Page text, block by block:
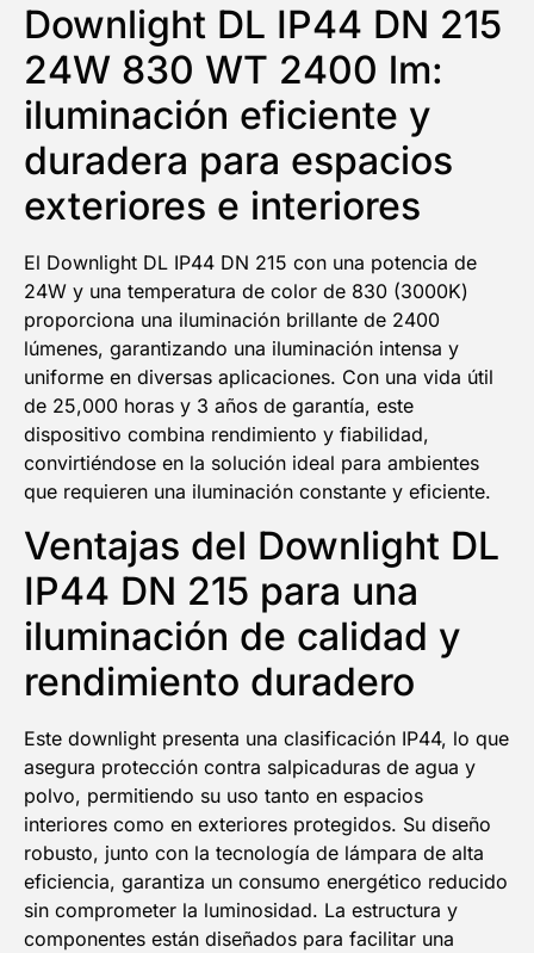
Downlight DL IP44 DN 215
24W 830 WT 2400 lm:
iluminación eficiente y
duradera para espacios
exteriores e interiores
El Downlight DL IP44 DN 215 con una potencia de
24W y una temperatura de color de 830 (3000K)
proporciona una iluminación brillante de 2400
lúmenes, garantizando una iluminación intensa y
uniforme en diversas aplicaciones. Con una vida útil
de 25,000 horas y 3 años de garantía, este
dispositivo combina rendimiento y fiabilidad,
convirtiéndose en la solución ideal para ambientes
que requieren una iluminación constante y eficiente.
Ventajas del Downlight DL
IP44 DN 215 para una
iluminación de calidad y
rendimiento duradero
Este downlight presenta una clasificación IP44, lo que
asegura protección contra salpicaduras de agua y
polvo, permitiendo su uso tanto en espacios
interiores como en exteriores protegidos. Su diseño
robusto, junto con la tecnología de lámpara de alta
eficiencia, garantiza un consumo energético reducido
sin comprometer la luminosidad. La estructura y
componentes están diseñados para facilitar una